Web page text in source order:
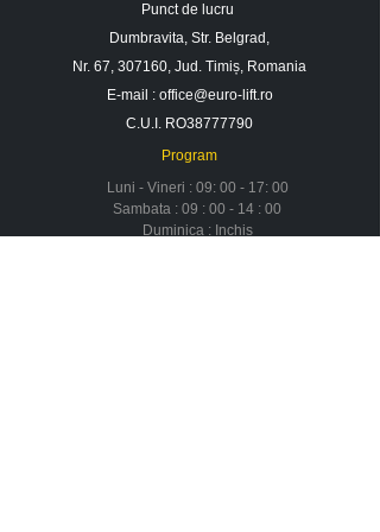
Punct de lucru
Dumbravita, Str. Belgrad,
Nr. 67, 307160, Jud. Timiș, Romania
E-mail : office@euro-lift.ro
C.U.I. RO38777790
Program
Luni - Vineri : 09: 00 - 17: 00
Sambata : 09 : 00 - 14 : 00
Duminica : Inchis